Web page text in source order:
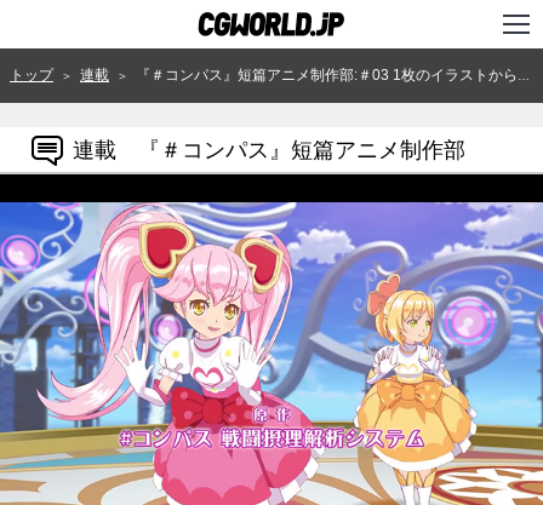
TOP
ニュース
特集
連載
用語辞典
スタジオ
講座
SHOP
トップ ＞ 連載 ＞ 『＃コンパス』短篇アニメ制作部:＃03 1枚のイラストから生まれた「シリーズアニメのクライマックスシーン」とEDダンス／『魔法少女リリカルルカ』by トムス・ジーニーズ
連載 『＃コンパス』短篇アニメ制作部